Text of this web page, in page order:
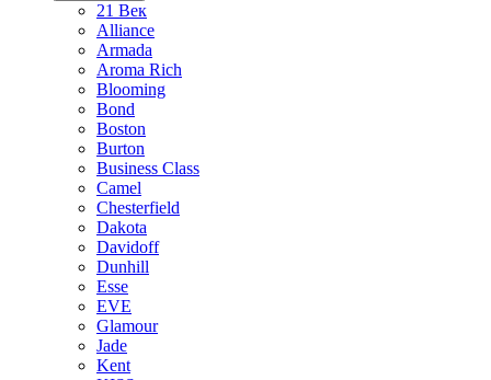
21 Век
Alliance
Armada
Aroma Rich
Blooming
Bond
Boston
Burton
Business Class
Camel
Chesterfield
Dakota
Davidoff
Dunhill
Esse
EVE
Glamour
Jade
Kent